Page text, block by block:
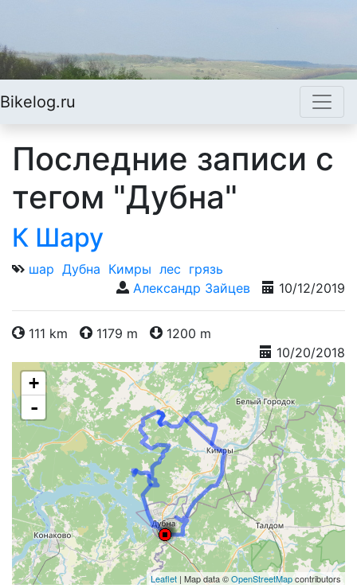
Bikelog.ru
Последние записи с
тегом "Дубна"
К Шару
шар Дубна Кимры лес грязь
Александр Зайцев
10/12/2019
111 km 1179 m
1200 m
10/20/2018
+
-
Leaflet | Map data ©OpenStreetMapcontributors